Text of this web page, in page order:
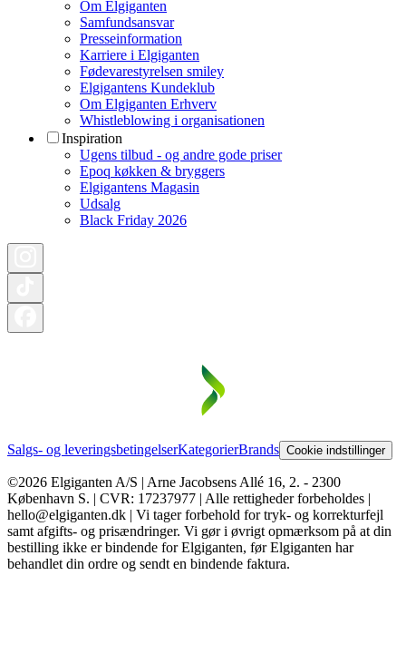
Om Elgiganten
Samfundsansvar
Presseinformation
Karriere i Elgiganten
Fødevarestyrelsen smiley
Elgigantens Kundeklub
Om Elgiganten Erhverv
Whistleblowing i organisationen
Inspiration
Ugens tilbud - og andre gode priser
Epoq køkken & bryggers
Elgigantens Magasin
Udsalg
Black Friday 2026
Salgs- og leveringsbetingelserKategorierBrands Cookie indstillinger
©2026 Elgiganten A/S | Arne Jacobsens Allé 16, 2. - 2300
København S. | CVR: 17237977 | Alle rettigheder forbeholdes |
hello@elgiganten.dk | Vi tager forbehold for tryk- og korrekturfejl
samt afgifts- og prisændringer. Vi gør i øvrigt opmærksom på at din
bestilling ikke er bindende for Elgiganten, før Elgiganten har
behandlet din ordre og sendt en bindende faktura.